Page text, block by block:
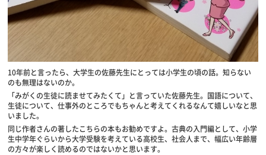
10年前と言ったら、大学生の佐藤先生にとっては小学生の頃の話。知らない
のも無理はないのか。
「みがくの生徒に読ませてみたくて」と言っていた佐藤先生。国語について、
生徒について、仕事外のところでもちゃんと考えてくれるなんて嬉しいなと思
いました。
同じ作者さんの著したこちらの本もお勧めですよ。古典の入門編として、小学
生中学年ぐらいから大学受験を考えている高校生、社会人まで、幅広い年齢層
の方々が楽しく読めるのではないかと思います。